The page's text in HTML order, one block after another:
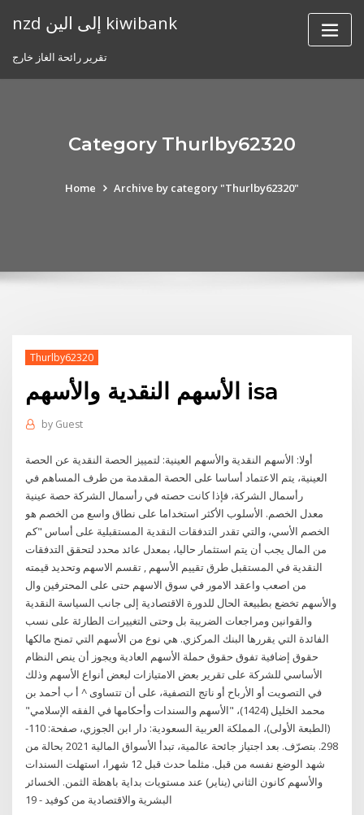
nzd إلى الين kiwibank
تقرير رائحة الغاز خارج
Category Thurlby62320
Home Archive by category "Thurlby62320"
Thurlby62320
الأسهم النقدية والأسهم isa
by Guest
أولا: الأسهم النقدية والأسهم العينية: لتمييز الحصة النقدية عن الحصة
العينية، يتم الاعتماد أساسا على الحصة المقدمة من طرف المساهم في
رأسمال الشركة، فإذا كانت حصته في رأسمال الشركة حصة عينية
معدل الخصم. الأسلوب الأكثر استخداما على نطاق واسع من الخصم هو
الخصم الأسي، والتي تقدر التدفقات النقدية المستقبلية على أساس "كم
من المال يجب أن يتم استثمار حاليا، بمعدل عائد محدد لتحقق التدفقات
النقدية في المستقبل طرق تقييم الأسهم , تقسم الاسهم وتحديد قيمته
من اصعب واعقد الامور في سوق الاسهم حتى على المحترفين وال
والأسهم تخضع بطبيعة الحال للدورة الاقتصادية إلى جانب السياسة النقدية
والقوانين ومراجعات الضريبة بل وحتى التغييرات الطارئة على نسب
الفائدة التي يقررها البنك المركزي. هي نوع من الأسهم التي تمنح مالكها
حقوق إضافية تفوق حقوق حملة الأسهم العادية ويجوز أن ينص النظام
الأساسي للشركة على تقرير بعض الامتيازات لبعض أنواع الأسهم وذلك
في التصويت أو الأرباح أو ناتج التصفية، على أن تتساوى ^ أ ب أحمد بن
محمد الخليل (1424)، "الأسهم والسندات وأحكامها في الفقه الإسلامي"
(الطبعة الأولى)، المملكة العربية السعودية: دار ابن الجوزي، صفحة: 110-
298. بتصرّف. بعد اجتياز جائحة عالمية، تبدأ الأسواق المالية 2021 بحالة من
شهد الوضع نفسه من قبل. مثلما حدث قبل 12 شهرا، استهلت السندات
والأسهم كانون الثاني (يناير) عند مستويات بداية باهظة الثمن. الخسائر
البشرية والاقتصادية من كوفيد - 19